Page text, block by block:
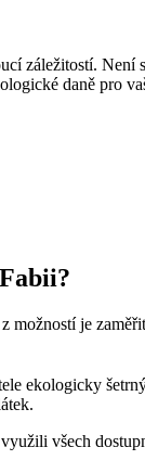
záležitostí.
daně pro
možností je
ekologicky
všech